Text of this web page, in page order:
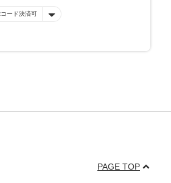
ード決済可
PAGE TOP